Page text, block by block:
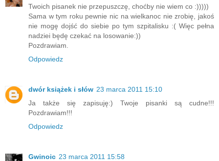
Twoich pisanek nie przepuszczę, choćby nie wiem co :)))))
Sama w tym roku pewnie nic na wielkanoc nie zrobię, jakoś
nie mogę dojść do siebie po tym szpitalisku :( Więc pełna
nadziei będę czekać na losowanie:))
Pozdrawiam.
Odpowiedz
dwór książek i słów 23 marca 2011 15:10
Ja także się zapisuję:) Twoje pisanki są cudne!!!
Pozdrawiam!!!
Odpowiedz
Gwinoic 23 marca 2011 15:58